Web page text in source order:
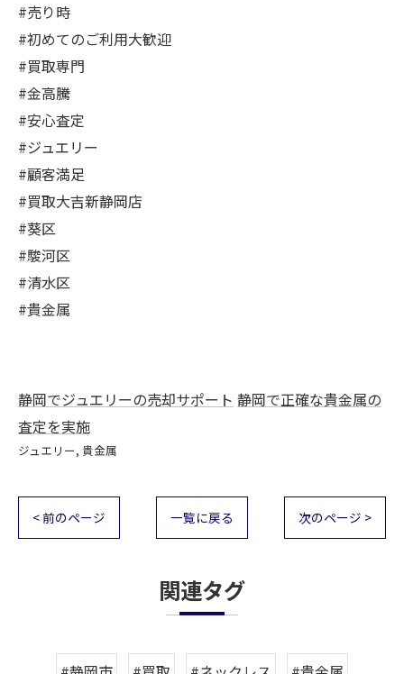
#売り時
#初めてのご利用大歓迎
#買取専門
#金高騰
#安心査定
#ジュエリー
#顧客満足
#買取大吉新静岡店
#葵区
#駿河区
#清水区
#貴金属
静岡でジュエリーの売却サポート 静岡で正確な貴金属の
査定を実施
ジュエリー 貴金属
< 前のページ 一覧に戻る 次のページ >
関連タグ